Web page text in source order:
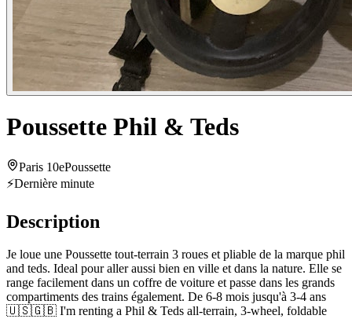
Poussette Phil & Teds
Paris 10ePoussette
⚡Dernière minute
Description
Je loue une Poussette tout-terrain 3 roues et pliable de la marque phil
and teds. Ideal pour aller aussi bien en ville et dans la nature. Elle se
range facilement dans un coffre de voiture et passe dans les grands
compartiments des trains également. De 6-8 mois jusqu'à 3-4 ans
🇺🇸🇬🇧 I'm renting a Phil & Teds all-terrain, 3-wheel, foldable